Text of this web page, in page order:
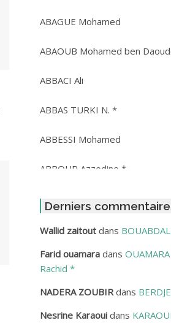
3416
ABAGUE Mohamed
ABAOUB Mohamed ben Daoudi
ABBACI Ali
ABBAS TURKI N. *
ABBESSI Mohamed
ABBOUR Azzedine *
ABDAT Amar
ABDEDDAIM Hamid
ABDELAZIZ Mohamed
ABDELHAFID Lakhdar
ABDELHOUHAB Haciba
Derniers
Wallid zaitoutdans
Farid ouamaradans
Rachid *
NADERA ZOUBIRdans
Nesrine Karaouidans